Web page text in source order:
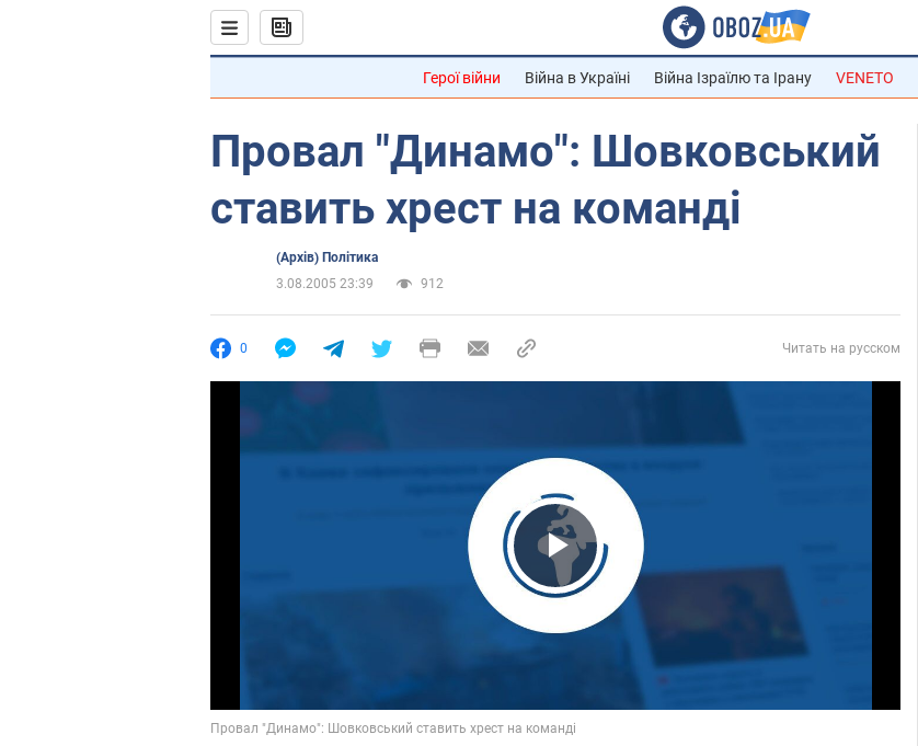
Герої війни Війна в Україні Війна Ізраїлю та Ірану VENETO
Провал "Динамо": Шовковський
ставить хрест на команді
(Архів) Політика
3.08.2005 23:39
912
0 Читать на русском
Play Video